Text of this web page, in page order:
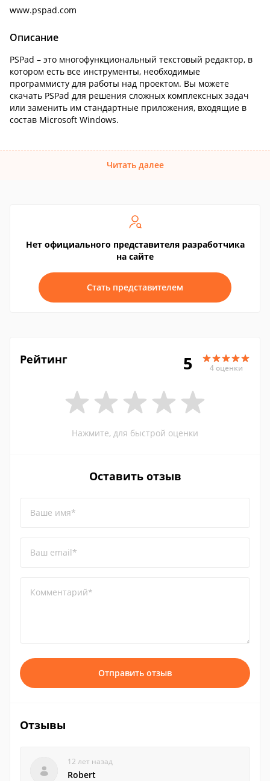
www.pspad.com
Описание
PSPad – это многофункциональный текстовый редактор, в
котором есть все инструменты, необходимые
программисту для работы над проектом. Вы можете
скачать PSPad для решения сложных комплексных задач
или заменить им стандартные приложения, входящие в
состав Microsoft Windows.
Читать далее
Нет официального представителя разработчика
на сайте
Стать представителем
Рейтинг 5 4 оценки
Нажмите, для быстрой оценки
Оставить отзыв
Ваше имя*
Ваш email*
Комментарий*
Отправить отзыв
Отзывы
12 лет назад
Robert